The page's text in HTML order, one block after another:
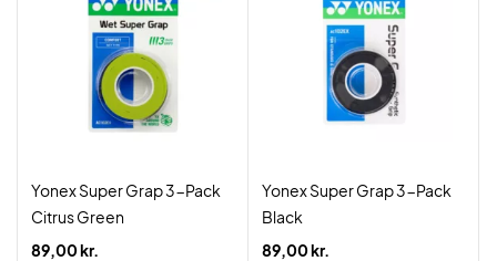
Yonex Super Grap 3-Pack
Citrus Green
89,00 kr.
Yonex Super Grap 3-Pack
Black
89,00 kr.